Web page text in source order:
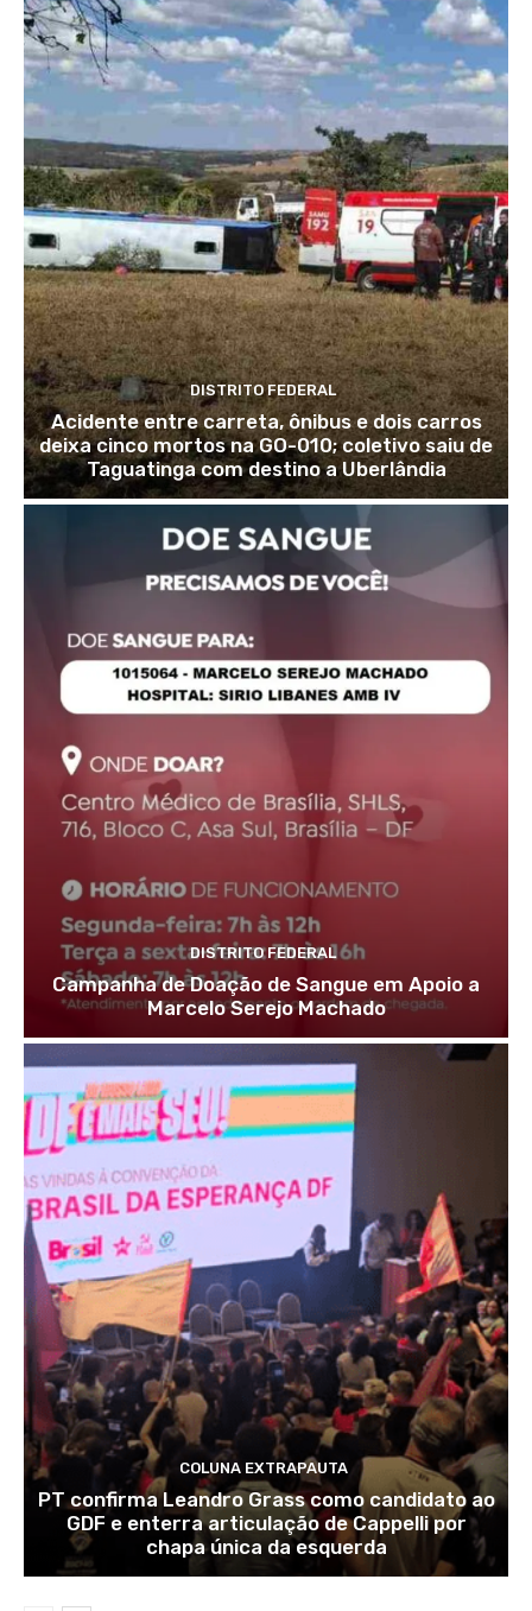
DISTRITO FEDERAL
Acidente entre carreta, ônibus e dois carros
deixa cinco mortos na GO-010; coletivo saiu de
Taguatinga com destino a Uberlândia
DISTRITO FEDERAL
Campanha de Doação de Sangue em Apoio a
Marcelo Serejo Machado
COLUNA EXTRAPAUTA
PT confirma Leandro Grass como candidato ao
GDF e enterra articulação de Cappelli por
chapa única da esquerda